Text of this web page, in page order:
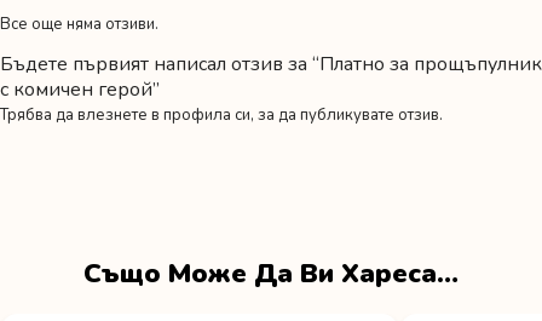
Все още няма отзиви.
Бъдете първият написал отзив за “Платно за прощъпулник
с комичен герой”
Трябва да влезнете в профила си, за да публикувате отзив.
Също Може Да Ви Хареса…